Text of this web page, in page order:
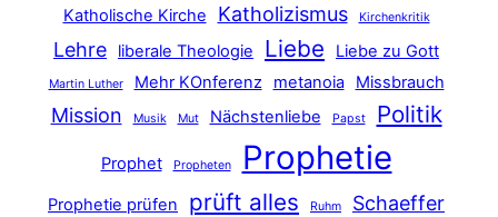
Katholische Kirche Katholizismus Kirchenkritik
Lehre liberale Theologie Liebe Liebe zu Gott
Martin Luther Mehr KOnferenz metanoia Missbrauch
Mission Musik Mut Nächstenliebe Papst Politik
Prophet Propheten Prophetie
Prophetie prüfen prüft alles Ruhm
Schaeffer